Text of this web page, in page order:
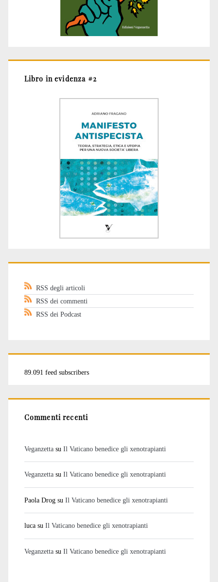
Libro in evidenza #2
RSS degli articoli
RSS dei commenti
RSS dei Podcast
89.091 feed subscribers
Commenti recenti
Veganzettasu Il Vaticano benedice gli xenotrapianti
Veganzettasu Il Vaticano benedice gli xenotrapianti
Paola Drogsu Il Vaticano benedice gli xenotrapianti
lucasu Il Vaticano benedice gli xenotrapianti
Veganzettasu Il Vaticano benedice gli xenotrapianti